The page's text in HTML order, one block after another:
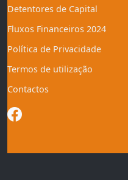
Detentores de Capital
Fluxos Financeiros 2024
Política de Privacidade
Termos de utilização
Contactos